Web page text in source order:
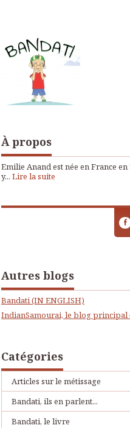
À propos
Emilie Anand est née en France
y... Lire la suite
Autres blogs
Bandati (IN ENGLISH)
IndianSamourai, le blog principal
Catégories
Articles sur le métissage
Bandati, ils en parlent...
Bandati, le livre